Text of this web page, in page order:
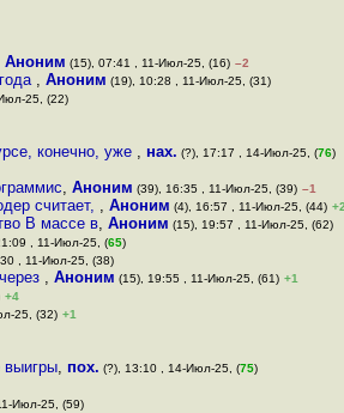
Аноним (15), 07:41 , 11-Июл-25, (16) –2
, Аноним (19), 10:28 , 11-Июл-25, (31)
25, (22)
конечно, уже , нах. (?), 17:17 , 14-Июл-25, (76)
, Аноним (39), 16:35 , 11-Июл-25, (39) –1
считает, , Аноним (4), 16:57 , 11-Июл-25, (44) +2
В массе в, Аноним (15), 19:57 , 11-Июл-25, (62)
, 11-Июл-25, (65)
, 11-Июл-25, (38)
, Аноним (15), 19:55 , 11-Июл-25, (61) +1
+4
25, (32) +1
выигры, пох. (?), 13:10 , 14-Июл-25, (75)
Июл-25, (59)